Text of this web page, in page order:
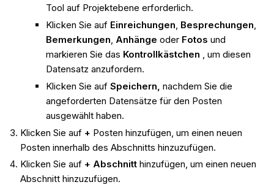
Tool auf Projektebene erforderlich.
Klicken Sie auf Einreichungen, Besprechungen,
Bemerkungen, Anhänge oder Fotos und
markieren Sie das Kontrollkästchen , um diesen
Datensatz anzufordern.
Klicken Sie auf Speichern, nachdem Sie die
angeforderten Datensätze für den Posten
ausgewählt haben.
Klicken Sie auf + Posten hinzufügen, um einen neuen
Posten innerhalb des Abschnitts hinzuzufügen.
Klicken Sie auf + Abschnitthinzufügen, um einen neuen
Abschnitt hinzuzufügen.